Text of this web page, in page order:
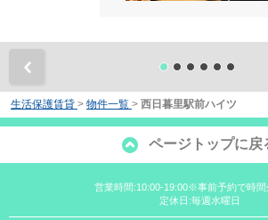
生活保護賃貸 > 物件一覧 > 西日暮里駅前ハイツ
ページトップに戻
営業時間:10:00-19:00※事前予約で時間
定休日:毎週水曜日